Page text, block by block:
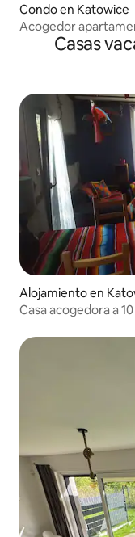
Condo en Katowice
Acogedor
Casas
Alojamiento en
Casa acogedora a